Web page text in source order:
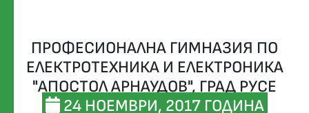
ПРОФЕСИОНАЛНА ГИМНАЗИЯ ПО
ЕЛЕКТРОТЕХНИКА И ЕЛЕКТРОНИКА
"АПОСТОЛ АРНАУДОВ", ГРАД РУСЕ
24 НОЕМВРИ, 2017 ГОДИНА